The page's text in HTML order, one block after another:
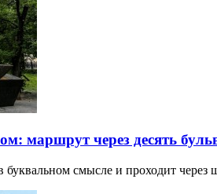
маршрут через десять
в буквальном смысле и проходит